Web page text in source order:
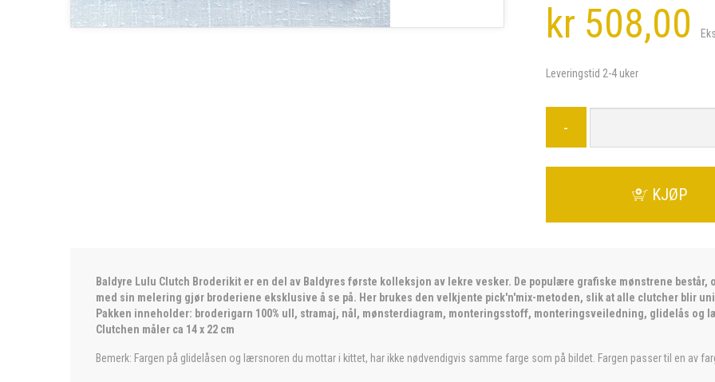
kr 508,00
Leveringstid 2-4 uker
-
KJØP
Baldyre Lulu Clutch Broderikit er en del av Baldyres første kolleksjon av lekre vesker. De populære grafiske mønstrene
med sin melering gjør broderiene eksklusive å se på. Her brukes den velkjente pick'n'mix-metoden, slik at alle clutcher blir
Pakken inneholder: broderigarn 100% ull, stramaj, nål, mønsterdiagram, monteringsstoff, monteringsveiledning, glidelås og
Clutchen måler ca 14 x 22 cm
Bemerk: Fargen på glidelåsen og lærsnoren du mottar i kittet, har ikke nødvendigvis samme farge som på bildet. Fargen passer til en av